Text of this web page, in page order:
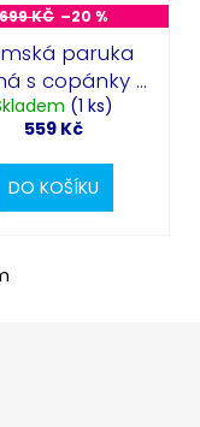
699 KČ –20 %
paruka
s copánky -
Indiánka
(1 ks)
559 Kč
DO KOŠÍKU